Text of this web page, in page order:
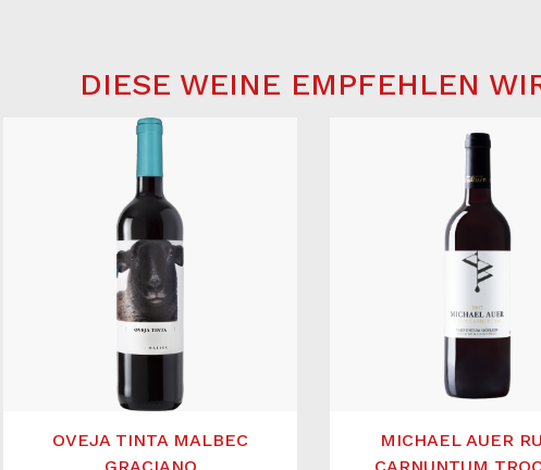
DIESE WEINE EMPFEHLEN
OVEJA TINTA MALBEC
MICHAEL AUER